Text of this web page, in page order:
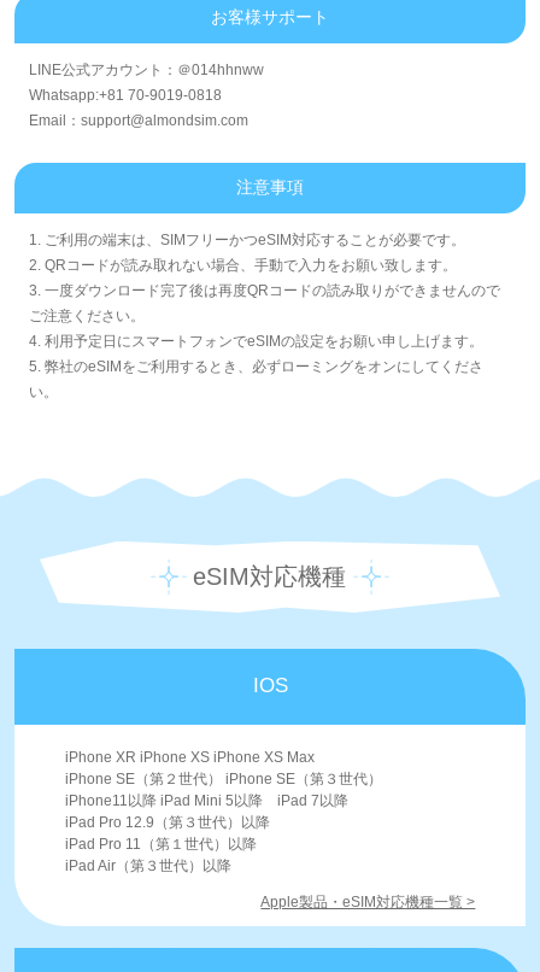
お客様サポート
LINE公式アカウント：＠014hhnww
Whatsapp:+81 70-9019-0818
Email：support@almondsim.com
注意事項
1. ご利用の端末は、SIMフリーかつeSIM対応することが必要です。
2. QRコードが読み取れない場合、手動で入力をお願い致します。
3. 一度ダウンロード完了後は再度QRコードの読み取りができませんので
ご注意ください。
4. 利用予定日にスマートフォンでeSIMの設定をお願い申し上げます。
5. 弊社のeSIMをご利用するとき、必ずローミングをオンにしてくださ
い。
eSIM対応機種
IOS
iPhone XR iPhone XS iPhone XS Max
iPhone SE（第２世代） iPhone SE（第３世代）
iPhone11以降 iPad Mini 5以降 iPad 7以降
iPad Pro 12.9（第３世代）以降
iPad Pro 11（第１世代）以降
iPad Air（第３世代）以降
Apple製品・eSIM対応機種一覧 >